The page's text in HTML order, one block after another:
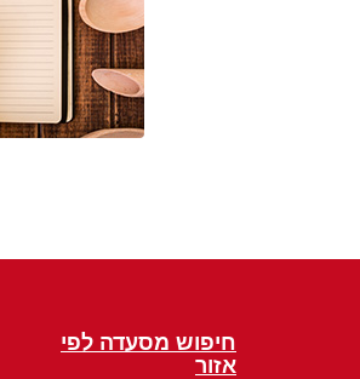
חיפוש מסעדה לפי
אזור